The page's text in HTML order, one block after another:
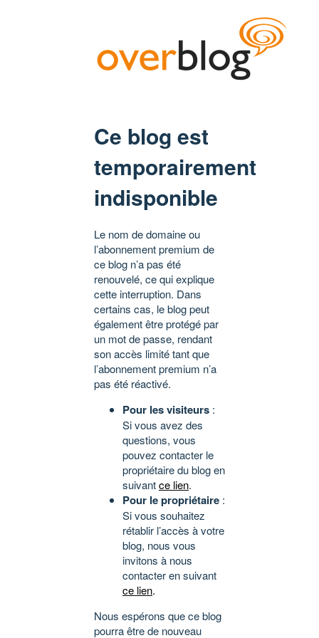
Ce blog est
temporairement
indisponible
Le nom de domaine ou
l’abonnement premium de
ce blog n’a pas été
renouvelé, ce qui explique
cette interruption. Dans
certains cas, le blog peut
également être protégé par
un mot de passe, rendant
son accès limité tant que
l’abonnement premium n’a
pas été réactivé.
Pour les visiteurs :
Si vous avez des
questions, vous
pouvez contacter le
propriétaire du blog en
suivantce lien.
Pour le propriétaire :
Si vous souhaitez
rétablir l’accès à votre
blog, nous vous
invitons à nous
contacter en suivant
ce lien.
Nous espérons que ce blog
pourra être de nouveau